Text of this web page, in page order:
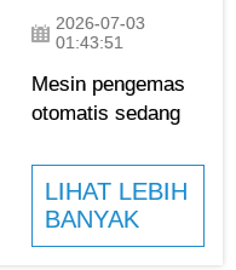
berbentuk bubuk,
seperti tepung,
bubuk protein, s...
2026-07-03
01:43:51
Mesin pengemas
otomatis sedang
produk dikemas di
pabrik. Mesin
Pengemas Mulut
LIHAT LEBIH
BANYAK